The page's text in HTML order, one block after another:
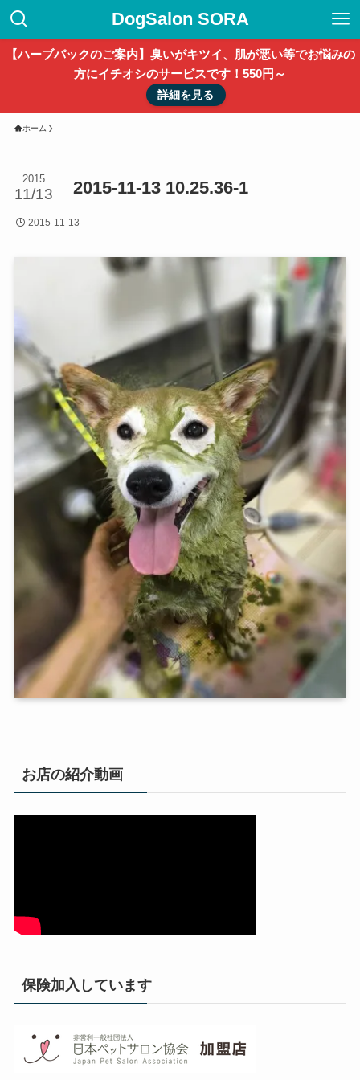
DogSalon SORA
【ハーブパックのご案内】臭いがキツイ、肌が悪い等でお悩みの
方にイチオシのサービスです！550円～
詳細を見る
ホーム
2015-11-13 10.25.36-1
2015
11/13
2015-11-13
お店の紹介動画
保険加入しています